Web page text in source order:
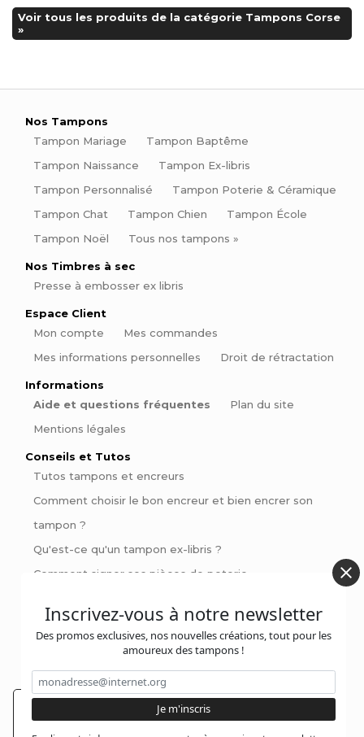
En poursuivant votre navigation sur notre site,
vous acceptez l'installation et l'utilisation de
Voir tous les produits de la catégorie Tampons Corse
»
Nos Tampons
Tampon Mariage
Tampon Baptême
Tampon Naissance
Tampon Ex-libris
Tampon Personnalisé
Tampon Poterie & Céramique
Tampon Chat
Tampon Chien
Tampon École
Tampon Noël
Tous nos tampons »
Nos Timbres à sec
Presse à embosser ex libris
Espace Client
Mon compte
Mes commandes
Mes informations personnelles
Droit de rétractation
Informations
Aide et questions fréquentes
Plan du site
Mentions légales
Conseils et Tutos
Tutos tampons et encreurs
Comment choisir le bon encreur et bien encrer son
tampon ?
Qu'est-ce qu'un tampon ex-libris ?
Comment signer ses pièces de poterie
avec style
Contactez-nous :
Inscrivez-vous à notre newsletter
Des promos exclusives, nos nouvelles créations, tout pour les
amoureux des tampons !